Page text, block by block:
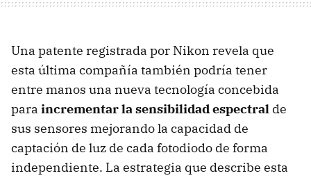
Una patente registrada por Nikon revela que
esta última compañía también podría tener
entre manos una nueva tecnología concebida
para incrementar la sensibilidad espectral de
sus sensores mejorando la capacidad de
captación de luz de cada fotodiodo de forma
independiente. La estrategia que describe esta